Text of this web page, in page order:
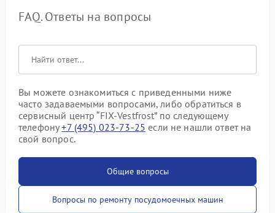
FAQ. Ответы на вопросы
Вы можете ознакомиться с приведенными ниже
часто задаваемыми вопросами, либо обратиться в
сервисный центр “FIX-Vestfrost” по следующему
телефону+7 (495) 023-73-25 если не нашли ответ на
свой вопрос.
Общие вопросы
Вопросы по ремонту посудомоечных машин